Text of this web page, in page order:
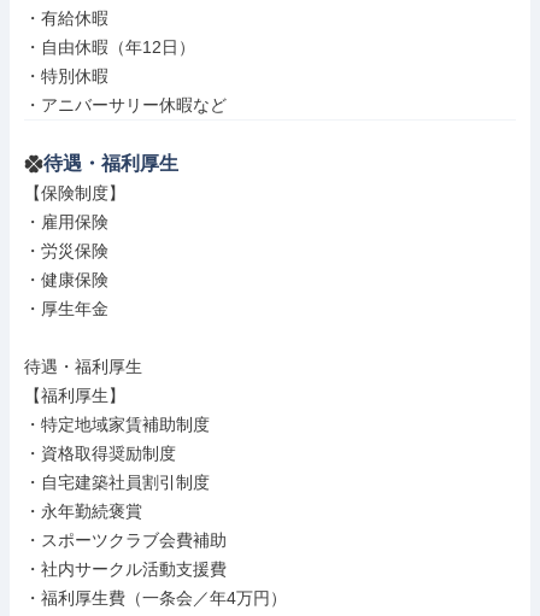
・有給休暇
・自由休暇（年12日）
・特別休暇
・アニバーサリー休暇など
待遇・福利厚生
【保険制度】
・雇用保険
・労災保険
・健康保険
・厚生年金
待遇・福利厚生
【福利厚生】
・特定地域家賃補助制度
・資格取得奨励制度
・自宅建築社員割引制度
・永年勤続褒賞
・スポーツクラブ会費補助
・社内サークル活動支援費
・福利厚生費（一条会／年4万円）